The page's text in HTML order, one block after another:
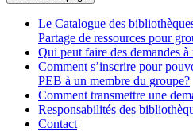
Le Catalogue des
Partage de ressources pour
Qui peut faire des demandes
Comment s’inscrire pour
PEB à un membre du groupe?
Comment transmettre une
Responsabilités des
Contact